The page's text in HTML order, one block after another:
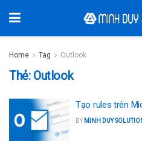
Home Tag Outlook
Thẻ: Outlook
Tạo rules trên
BY MINH DUY